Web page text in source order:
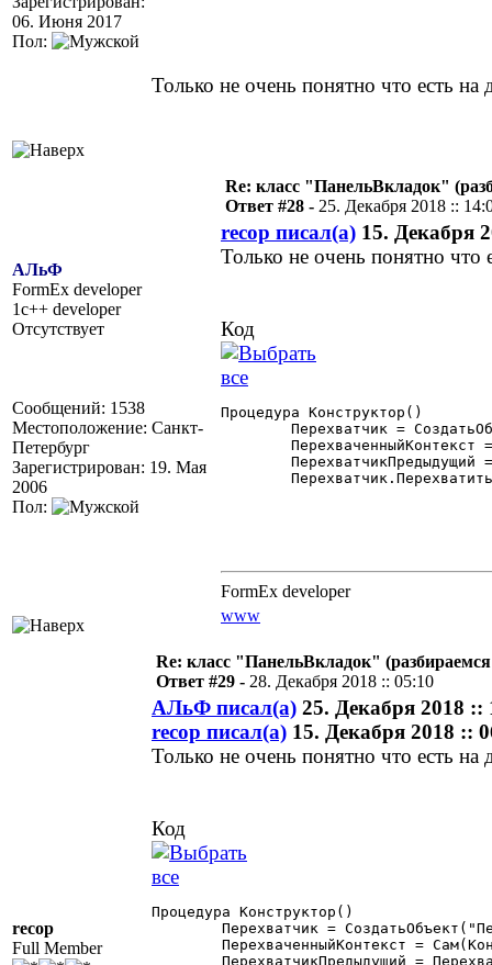
06. Июня 2017
Пол:
Только не очень понятно что есть
АЛьФ
FormEx developer
1c++ developer
Отсутствует
Сообщений: 1538
Местоположение: Санкт-
Петербург
Зарегистрирован: 19. Мая
2006
Пол:
Re: класс "ПанельВкладок"
Ответ #28 - 25. Декабря 2018 ::
recop писал(а) 15. Декабря
Только не очень понятно
Код
Процедура Конструктор()
FormEx developer
www
recop
Full Member
Re: класс "ПанельВкладок"
Ответ #29 - 28. Декабря 2018 :: 05:10
АЛьФ писал(а) 25. Декабря 2018 ::
recop писал(а) 15. Декабря 2018 ::
Только не очень понятно что есть
Код
Процедура Конструктор()